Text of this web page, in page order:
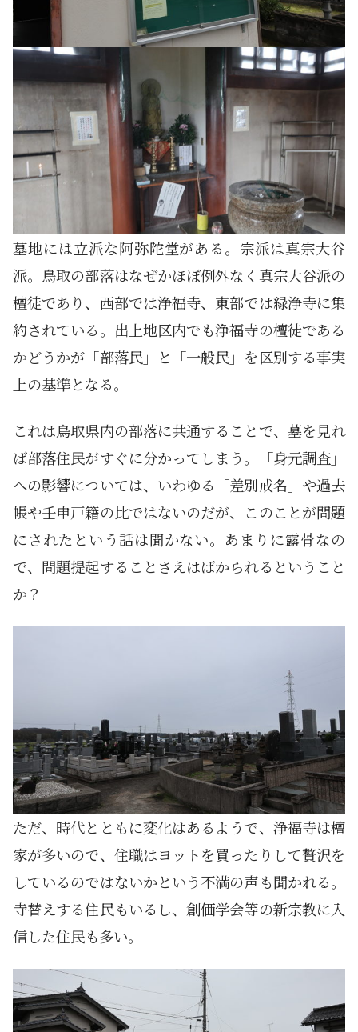
墓地には立派な阿弥陀堂がある。宗派は真宗大谷
派。鳥取の部落はなぜかほぼ例外なく真宗大谷派の
檀徒であり、西部では浄福寺、東部では緑浄寺に集
約されている。出上地区内でも浄福寺の檀徒である
かどうかが「部落民」と「一般民」を区別する事実
上の基準となる。
これは鳥取県内の部落に共通することで、墓を見れ
ば部落住民がすぐに分かってしまう。「身元調査」
への影響については、いわゆる「差別戒名」や過去
帳や壬申戸籍の比ではないのだが、このことが問題
にされたという話は聞かない。あまりに露骨なの
で、問題提起することさえはばかられるということ
か？
ただ、時代とともに変化はあるようで、浄福寺は檀
家が多いので、住職はヨットを買ったりして贅沢を
しているのではないかという不満の声も聞かれる。
寺替えする住民もいるし、創価学会等の新宗教に入
信した住民も多い。